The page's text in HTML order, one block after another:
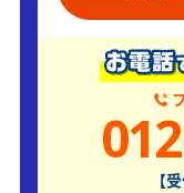
【